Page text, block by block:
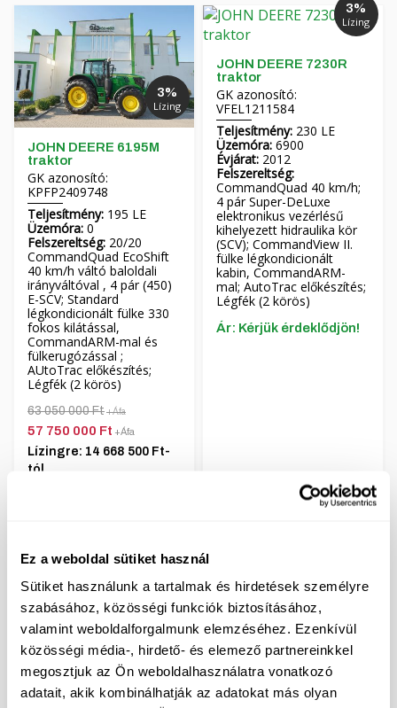
Ez a weboldal sütiket használ
Sütiket használunk a tartalmak és hirdetések személyre
szabásához, közösségi funkciók biztosításához,
valamint weboldalforgalmunk elemzéséhez. Ezenkívül
közösségi média-, hirdető- és elemező partnereinkkel
megosztjuk az Ön weboldalhasználatra vonatkozó
adatait, akik kombinálhatják az adatokat más olyan
3%
Lízing
JOHN DEERE 6195M
traktor
GK azonosító:
KPFP2409748
Teljesítmény: 195 LE
Üzemóra: 0
Felszereltség: 20/20
CommandQuad EcoShift
40 km/h váltó baloldali
irányváltóval , 4 pár (450)
E-SCV; Standard
légkondicionált fülke 330
fokos kilátással,
CommandARM-mal és
fülkerugózással ;
AUtoTrac előkészítés;
Légfék (2 körös)
63 050 000 Ft+Áfa
57 750 000 Ft +Áfa
Lízingre: 14 668 500 Ft-
tól
3%
Lízing
JOHN DEERE 7230R
traktor
GK azonosító:
VFEL1211584
Teljesítmény: 230 LE
Üzemóra: 6900
Évjárat: 2012
Felszereltség:
CommandQuad 40 km/h;
4 pár Super-DeLuxe
elektronikus vezérlésű
kihelyezett hidraulika kör
(SCV); CommandView II.
fülke légkondicionált
kabin, CommandARM-
mal; AutoTrac előkészítés;
Légfék (2 körös)
Ár: Kérjük érdeklődjön!
FLIEGL kocsik és kiegészítők
3%
Lízing